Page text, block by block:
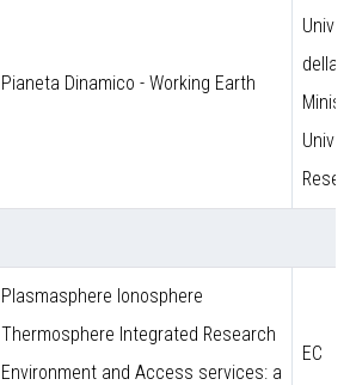
Pianeta Dinamico - Working Earth
della
Plasmasphere Ionosphere
Thermosphere Integrated Research
Environment and Access services: a
EC